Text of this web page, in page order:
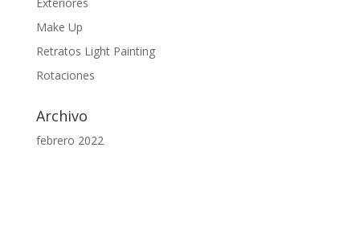
Make Up
Retratos Light Painting
Rotaciones
Archivo
febrero 2022